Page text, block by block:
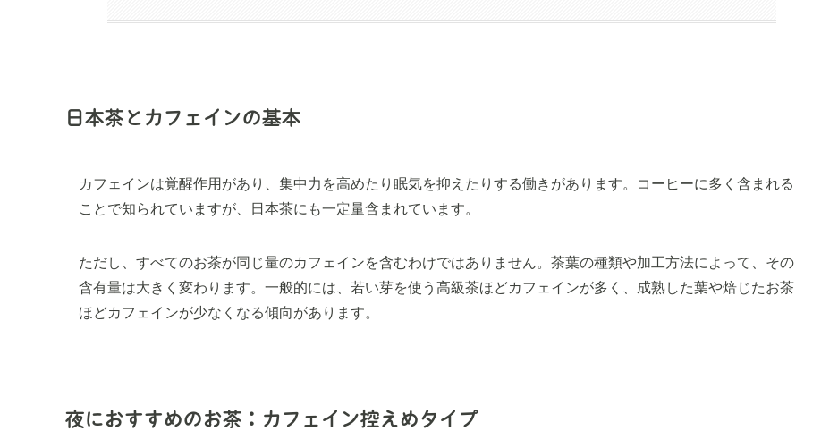
日本茶とカフェインの基本
カフェインは覚醒作用があり、集中力を高めたり眠気を抑えたりする働きがあります。コーヒーに多く含まれる
ことで知られていますが、日本茶にも一定量含まれています。
ただし、すべてのお茶が同じ量のカフェインを含むわけではありません。茶葉の種類や加工方法によって、その
含有量は大きく変わります。一般的には、若い芽を使う高級茶ほどカフェインが多く、成熟した葉や焙じたお茶
ほどカフェインが少なくなる傾向があります。
夜におすすめのお茶：カフェイン控えめタイプ